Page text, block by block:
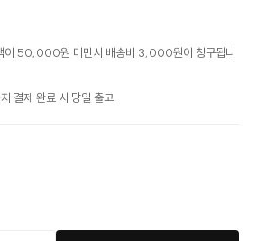
이 50,000원 미만시 배송비 3,000원이 청구됩니
결제 완료 시 당일 출고